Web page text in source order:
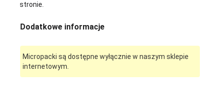
stronie.
Dodatkowe informacje
Micropacki są dostępne wyłącznie w naszym sklepie
internetowym.